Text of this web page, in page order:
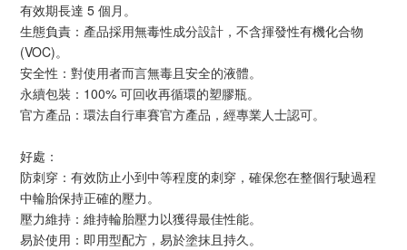
有效期長達 5 個月。
生態負責：產品採用無毒性成分設計，不含揮發性有機化合物
(VOC)。
安全性：對使用者而言無毒且安全的液體。
永續包裝：100% 可回收再循環的塑膠瓶。
官方產品：環法自行車賽官方產品，經專業人士認可。
好處：
防刺穿：有效防止小到中等程度的刺穿，確保您在整個行駛過程
中輪胎保持正確的壓力。
壓力維持：維持輪胎壓力以獲得最佳性能。
易於使用：即用型配方，易於塗抹且持久。